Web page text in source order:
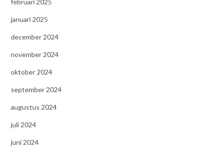
februari 2025
januari 2025
december 2024
november 2024
oktober 2024
september 2024
augustus 2024
juli 2024
juni 2024